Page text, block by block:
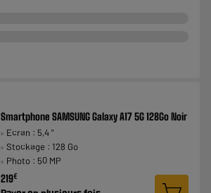
Smartphone SAMSUNG Galaxy A17 5G 128Go Noir
Ecran : 5,4 "
Stockage : 128 Go
Photo : 50 MP
219€